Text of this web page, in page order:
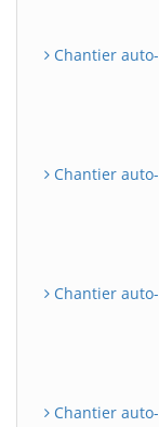
Chantier
Chantier
Chantier
Chantier